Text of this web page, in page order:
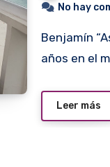
No hay
Benjamín “Asado” Benítez se ha constituido en los últimos
años en el
Leer más